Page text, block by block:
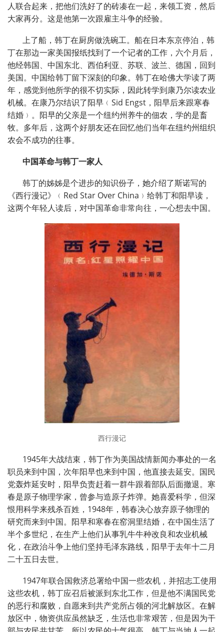
人联合起来，把他们洗好了的砖凑在一起，来领工资，然后
大家再分。这是他第一次跟雇主斗争的经验。
上了船，韩丁在厨房做洗碗工。船在日本东京停泊，韩
丁在那边一家美国报纸找到了一个记者的工作，六个月后，
他经韩国、中国东北、西伯利亚、苏联、波兰、德国，回到
美国。中国给韩丁留下深刻的印象。韩丁在哈佛大学读了两
年，感觉到他所学的很不切实际，因此转学到康乃尔读农业
机械。在康乃尔结识了阳早﹙ Sid Engst ，阳早后来跟寒春
结婚﹚。阳早的父亲是一个纽约州养牛的佃农，学的是畜
牧。多年后，这两个好朋友还在回忆他们当年在纽约州组织
农会不成功的往事。
中国革命与韩丁一家人
韩丁的姊姊是个进步的知识份子，她介绍了斯诺写的
《西行漫记》﹙ Red Star Over China ﹚给韩丁和阳早读，
这两个年轻人读后，对中国革命非常向往，一心想去中国。
西行漫记
1945年大战结束，韩丁作为美国战情新闻办事处的一名
职员来到中国，次年阳早也来到中国，他直接去延安。国民
党轰炸延安时，阳早负责赶着一群牛跟着部队后面撤退。寒
春是原子物理学家，曾参与造原子炸弹。她喜爱科学，但深
恨用科学来残杀百姓， 1948年，韩春决心放弃原子物理的
研究而来到中国。阳早和寒春在窑洞里结婚，在中国生活了
半个多世纪，在生产上他们从事乳牛牛种改良和农业机械
化，在政治斗争上他们坚持毛泽东路线，阳早于去年十二月
二十五日去世。
1947年联合国救济总署给中国一些农机，并招志工使用
这些农机，韩丁应召后被派到东北工作，但是他不满国民党
的恶行和腐败，自愿来到共产党所占领的河北解放区。在解
放区中，物资供应虽然缺乏，生活也非常艰苦，但是因为干